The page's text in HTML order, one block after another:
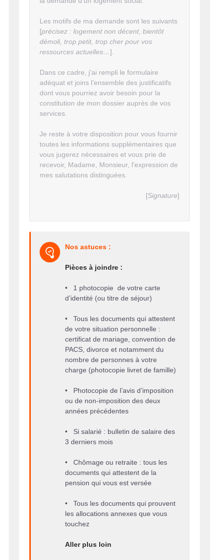
Les motifs de ma demande sont les suivants
[précisez : logement non décent, bientôt
démoli, trop petit, trop cher pour vos
ressources actuelles…].
Dans ce cadre, j’ai rempli le formulaire
adéquat et joins l’ensemble des justificatifs
dont vous pourriez avoir besoin pour la
constitution de mon dossier auprès de vos
services.
Je reste à votre disposition pour vous fournir
toutes les informations supplémentaires que
vous jugerez nécessaires et vous prie de
recevoir, Madame, Monsieur, l’expression de
mes salutations distinguées.
[Signature]
Nos astuces :
Pièces à joindre :
• 1 photocopie de votre carte
d’identité (ou titre de séjour)
• Tous les documents qui attestent
de votre situation personnelle :
certificat de mariage, convention de
PACS, divorce et notamment du
nombre de personnes à votre
charge (photocopie livret de famille)
• Photocopie de l’avis d’imposition
ou de non-imposition des deux
années précédentes
• Si salarié : bulletin de salaire des
3 derniers mois
• Chômage ou retraite : tous les
documents qui attestent de la
pension qui vous est versée
• Tous les documents qui prouvent
les allocations annexes que vous
touchez
Aller plus loin